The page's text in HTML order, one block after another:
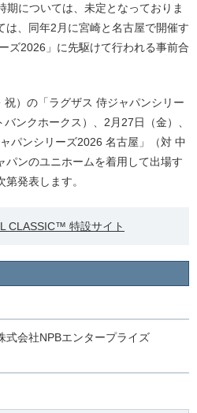
については、未定となっておりま
は、同年2月に宮崎と名古屋で開催す
ズ2026」に先駆けて行われる事前合
）の「ラグザス 侍ジャパンシリー
ンクホークス）、2月27日（金）、
パンシリーズ2026 名古屋」（対 中
パンのユニホームを着用して出場す
発表します。
CLASSIC™ 特設サイト
式会社NPBエンタープライズ